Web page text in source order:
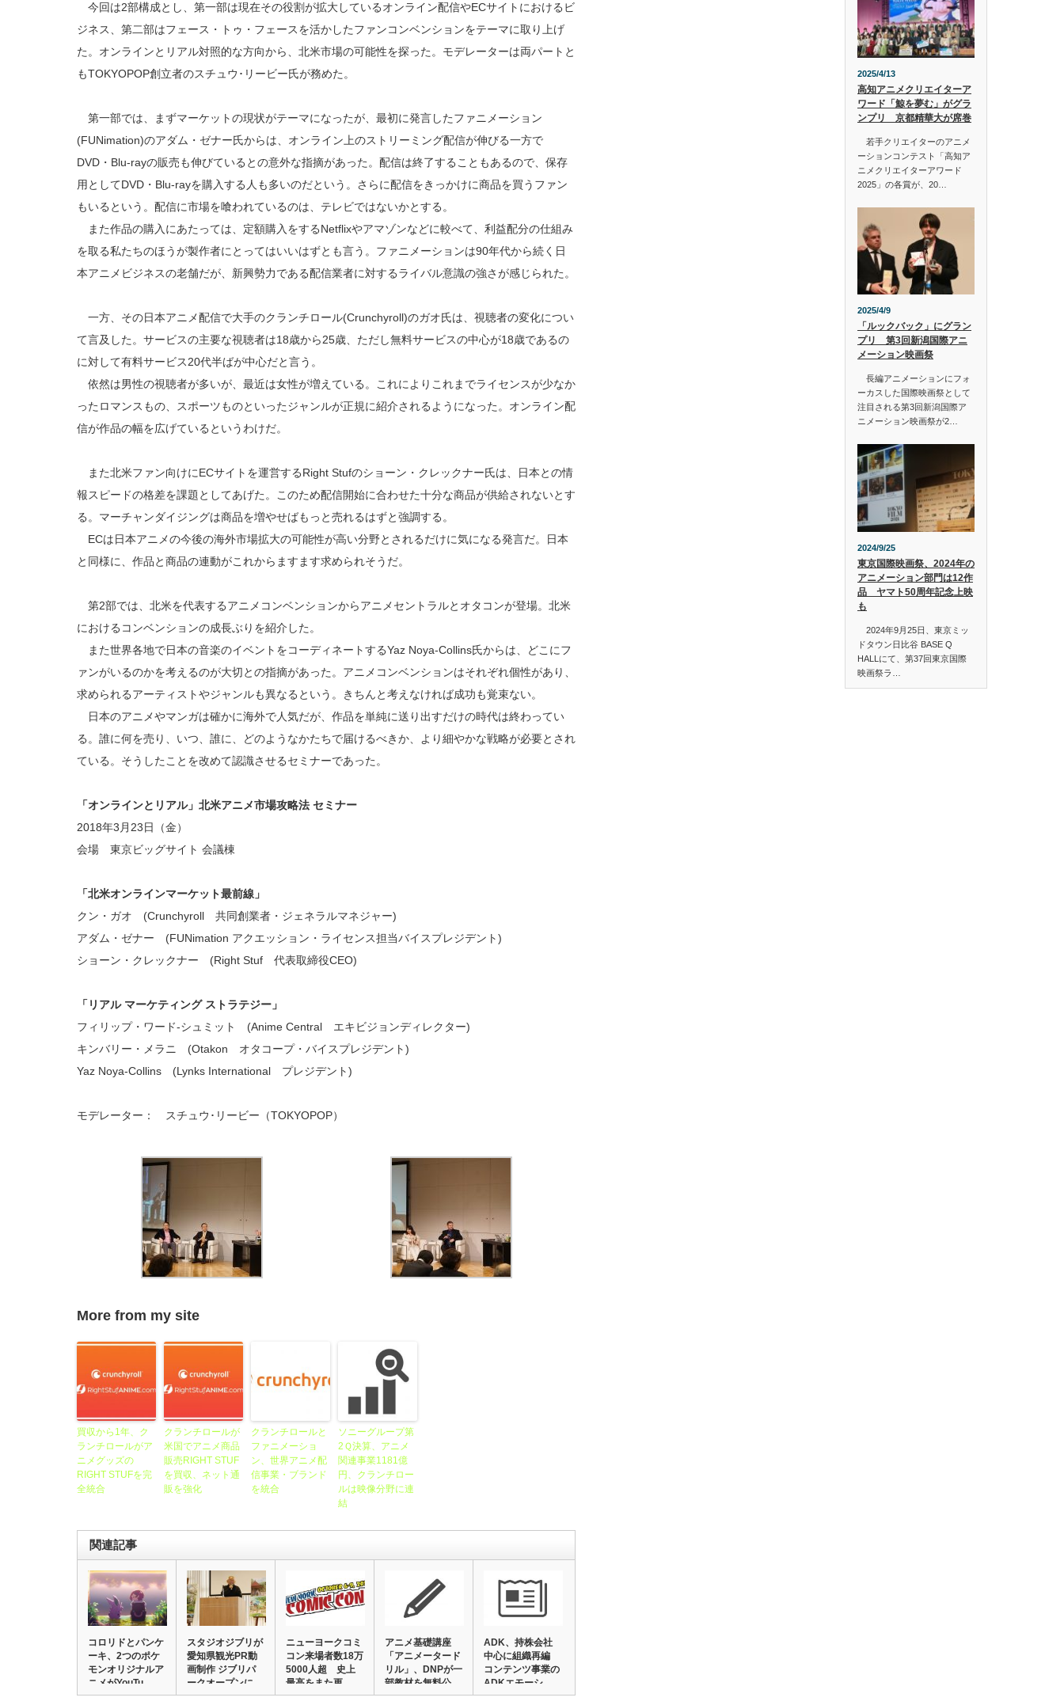
今回は2部構成とし、第一部は現在その役割が拡大しているオンライン配信やECサイトにおけるビ
ジネス、第二部はフェース・トゥ・フェースを活かしたファンコンベンションをテーマに取り上げ
た。オンラインとリアル対照的な方向から、北米市場の可能性を探った。モデレーターは両パートと
もTOKYOPOP創立者のスチュウ･リービー氏が務めた。
第一部では、まずマーケットの現状がテーマになったが、最初に発言したファニメーション
(FUNimation)のアダム・ゼナー氏からは、オンライン上のストリーミング配信が伸びる一方で
DVD・Blu‐rayの販売も伸びているとの意外な指摘があった。配信は終了することもあるので、保存
用としてDVD・Blu‐rayを購入する人も多いのだという。さらに配信をきっかけに商品を買うファン
もいるという。配信に市場を喰われているのは、テレビではないかとする。
また作品の購入にあたっては、定額購入をするNetflixやアマゾンなどに較べて、利益配分の仕組み
を取る私たちのほうが製作者にとってはいいはずとも言う。ファニメーションは90年代から続く日
本アニメビジネスの老舗だが、新興勢力である配信業者に対するライバル意識の強さが感じられた。
一方、その日本アニメ配信で大手のクランチロール(Crunchyroll)のガオ氏は、視聴者の変化につい
て言及した。サービスの主要な視聴者は18歳から25歳、ただし無料サービスの中心が18歳であるの
に対して有料サービス20代半ばが中心だと言う。
依然は男性の視聴者が多いが、最近は女性が増えている。これによりこれまでライセンスが少なか
ったロマンスもの、スポーツものといったジャンルが正規に紹介されるようになった。オンライン配
信が作品の幅を広げているというわけだ。
また北米ファン向けにECサイトを運営するRight Stufのショーン・クレックナー氏は、日本との情
報スピードの格差を課題としてあげた。このため配信開始に合わせた十分な商品が供給されないとす
る。マーチャンダイジングは商品を増やせばもっと売れるはずと強調する。
ECは日本アニメの今後の海外市場拡大の可能性が高い分野とされるだけに気になる発言だ。日本
と同様に、作品と商品の連動がこれからますます求められそうだ。
第2部では、北米を代表するアニメコンベンションからアニメセントラルとオタコンが登場。北米
におけるコンベンションの成長ぶりを紹介した。
また世界各地で日本の音楽のイベントをコーディネートするYaz Noya-Collins氏からは、どこにフ
ァンがいるのかを考えるのが大切との指摘があった。アニメコンベンションはそれぞれ個性があり、
求められるアーティストやジャンルも異なるという。きちんと考えなければ成功も覚束ない。
日本のアニメやマンガは確かに海外で人気だが、作品を単純に送り出すだけの時代は終わってい
る。誰に何を売り、いつ、誰に、どのようなかたちで届けるべきか、より細やかな戦略が必要とされ
ている。そうしたことを改めて認識させるセミナーであった。
「オンラインとリアル」北米アニメ市場攻略法 セミナー
2018年3月23日（金）
会場 東京ビッグサイト 会議棟
「北米オンラインマーケット最前線」
クン・ガオ (Crunchyroll 共同創業者・ジェネラルマネジャー)
アダム・ゼナー (FUNimation アクエッション・ライセンス担当バイスプレジデント)
ショーン・クレックナー (Right Stuf 代表取締役CEO)
「リアル マーケティング ストラテジー」
フィリップ・ワード‐シュミット (Anime Central エキビジョンディレクター)
キンバリー・メラニ (Otakon オタコープ・バイスプレジデント)
Yaz Noya-Collins (Lynks International プレジデント)
モデレーター： スチュウ･リービー（TOKYOPOP）
More from my site
買収から1年、ク
ランチロールがア
ニメグッズの
RIGHT STUFを完
全統合
クランチロールが
米国でアニメ商品
販売RIGHT STUF
を買収、ネット通
販を強化
クランチロールと
ファニメーショ
ン、世界アニメ配
信事業・ブランド
を統合
ソニーグループ第
2Ｑ決算、アニメ
関連事業1181億
円、クランチロー
ルは映像分野に連
結
関連記事
コロリドとパンケ
ーキ、2つのポケ
モンオリジナルア
ニメがYouTu…
スタジオジブリが
愛知県観光PR動
画制作 ジブリパ
ークオープンに
向…
ニューヨークコミ
コン来場者数18万
5000人超 史上
最高をまた更…
アニメ基礎講座
「アニメータード
リル」、DNPが一
部教材を無料公
開…
ADK、持株会社
中心に組織再編
コンテンツ事業の
ADKエモーシ
ョ…
2025/4/13
高知アニメクリエイターア
ワード「鯨を夢む」がグラ
ンプリ 京都精華大が席巻
若手クリエイターのアニメ
ーションコンテスト「高知ア
ニメクリエイターアワード
2025」の各賞が、20…
2025/4/9
「ルックバック」にグラン
プリ 第3回新潟国際アニ
メーション映画祭
長編アニメーションにフォ
ーカスした国際映画祭として
注目される第3回新潟国際ア
ニメーション映画祭が2…
2024/9/25
東京国際映画祭、2024年の
アニメーション部門は12作
品 ヤマト50周年記念上映
も
2024年9月25日、東京ミッ
ドタウン日比谷 BASE Q
HALLにて、第37回東京国際
映画祭ラ…